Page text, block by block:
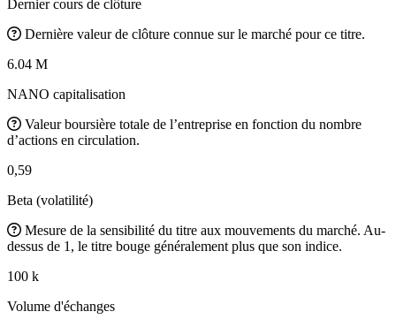
Dernier cours de clôture
Dernière valeur de clôture connue sur le marché pour ce titre.
6.04 M
NANO capitalisation
Valeur boursière totale de l’entreprise en fonction du nombre
d’actions en circulation.
0,59
Beta (volatilité)
Mesure de la sensibilité du titre aux mouvements du marché. Au-
dessus de 1, le titre bouge généralement plus que son indice.
100 k
Volume d'échanges